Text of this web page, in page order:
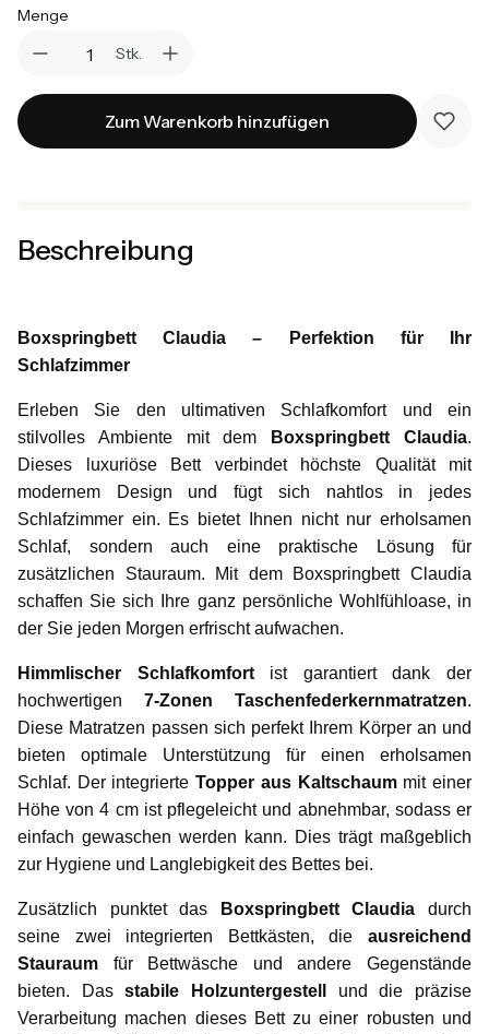
Menge
Stk.
Zum Warenkorb hinzufügen
Beschreibung
Boxspringbett Claudia – Perfektion für Ihr
Schlafzimmer
Erleben Sie den ultimativen Schlafkomfort und ein
stilvolles Ambiente mit dem
Boxspringbett Claudia.
Dieses luxuriöse Bett verbindet höchste Qualität mit
modernem Design und fügt sich nahtlos in jedes
Schlafzimmer ein. Es bietet Ihnen nicht nur erholsamen
Schlaf, sondern auch eine praktische Lösung für
zusätzlichen Stauraum. Mit dem Boxspringbett Claudia
schaffen Sie sich Ihre ganz persönliche Wohlfühloase, in
der Sie jeden Morgen erfrischt aufwachen.
Himmlischer Schlafkomfortist garantiert dank der
hochwertigen 7-Zonen Taschenfederkernmatratzen.
Diese Matratzen passen sich perfekt Ihrem Körper an und
bieten optimale Unterstützung für einen erholsamen
Schlaf. Der integrierteTopper aus Kaltschaummit einer
Höhe von 4 cm ist pflegeleicht und abnehmbar, sodass er
einfach gewaschen werden kann. Dies trägt maßgeblich
zur Hygiene und Langlebigkeit des Bettes bei.
Zusätzlich punktet das Boxspringbett Claudia durch
seine zwei integrierten Bettkästen, die ausreichend
Stauraum für Bettwäsche und andere Gegenstände
bieten. Dasstabile Holzuntergestell
und die präzise
Verarbeitung machen dieses Bett zu einer robusten und